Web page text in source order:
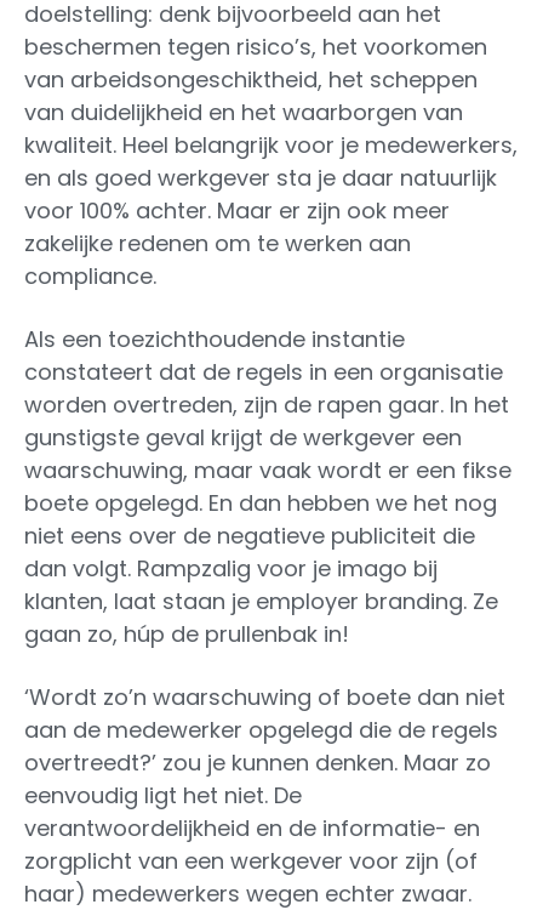
doelstelling: denk bijvoorbeeld aan het
beschermen tegen risico’s, het voorkomen
van arbeidsongeschiktheid, het scheppen
van duidelijkheid en het waarborgen van
kwaliteit. Heel belangrijk voor je medewerkers,
en als goed werkgever sta je daar natuurlijk
voor 100% achter. Maar er zijn ook meer
zakelijke redenen om te werken aan
compliance.
Als een toezichthoudende instantie
constateert dat de regels in een organisatie
worden overtreden, zijn de rapen gaar. In het
gunstigste geval krijgt de werkgever een
waarschuwing, maar vaak wordt er een fikse
boete opgelegd. En dan hebben we het nog
niet eens over de negatieve publiciteit die
dan volgt. Rampzalig voor je imago bij
klanten, laat staan je employer branding. Ze
gaan zo, húp de prullenbak in!
‘Wordt zo’n waarschuwing of boete dan niet
aan de medewerker opgelegd die de regels
overtreedt?’ zou je kunnen denken. Maar zo
eenvoudig ligt het niet. De
verantwoordelijkheid en de informatie- en
zorgplicht van een werkgever voor zijn (of
haar) medewerkers wegen echter zwaar.